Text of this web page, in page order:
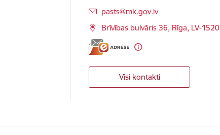
E-pasts:
pasts@mk.gov.lv
Brīvības bulvāris 36, Rīga, LV-1520
Visi kontakti